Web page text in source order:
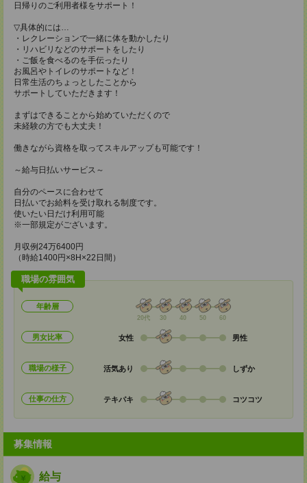
日帰りのご利用者様をサポート！
▽具体的には…
・レクレーションで一緒に体を動かしたり
・リハビリなどのサポートをしたり
・ご飯を食べるのを手伝ったり
お風呂やトイレのサポートなど！
日常生活のちょっとしたことから
サポートしていただきます！
まずはできることから始めていただくので
未経験の方でも大丈夫！
働きながら資格を取ってスキルアップも可能です！
～給与日払いサービス～
自分のペースに合わせて
日払いでお給料を受け取れる制度です。
使いたい日だけ利用可能
※一部規定がございます。
月収例24万6400円
（時給1400円×8H×22日間）
職場の雰囲気
年齢層
20代 30 40 50 60
男女比率 女性 男性
職場の様子 活気あり しずか
仕事の仕方 テキパキ コツコツ
募集情報
給与